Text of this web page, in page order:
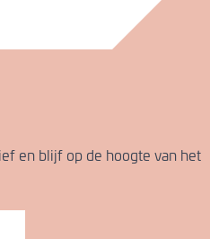
en blijf op de hoogte van het